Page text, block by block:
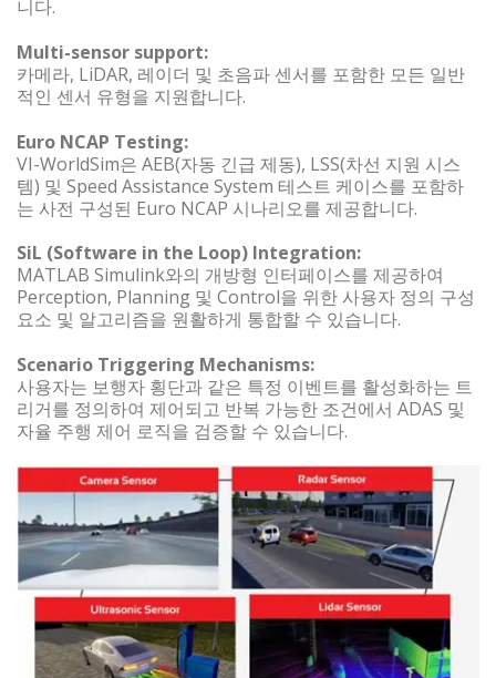
니다.
Multi-sensor support:
카메라, LiDAR, 레이더 및 초음파 센서를 포함한 모든 일반
적인 센서 유형을 지원합니다.
Euro NCAP Testing:
VI-WorldSim은 AEB(자동 긴급 제동), LSS(차선 지원 시스
템) 및 Speed Assistance System 테스트 케이스를 포함하
는 사전 구성된 Euro NCAP 시나리오를 제공합니다.
SiL (Software in the Loop) Integration:
MATLAB Simulink와의 개방형 인터페이스를 제공하여
Perception, Planning 및 Control을 위한 사용자 정의 구성
요소 및 알고리즘을 원활하게 통합할 수 있습니다.
Scenario Triggering Mechanisms:
사용자는 보행자 횡단과 같은 특정 이벤트를 활성화하는 트
리거를 정의하여 제어되고 반복 가능한 조건에서 ADAS 및
자율 주행 제어 로직을 검증할 수 있습니다.